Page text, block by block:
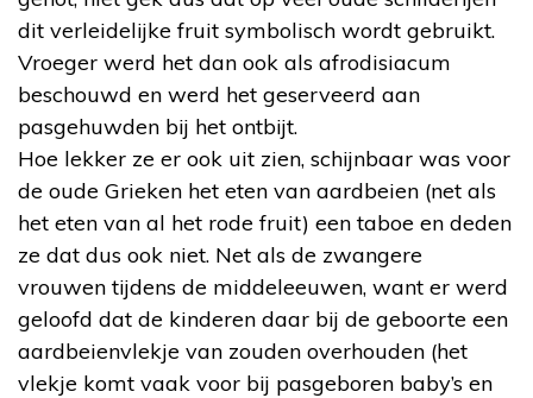
dit verleidelijke fruit symbolisch wordt gebruikt.
Vroeger werd het dan ook als afrodisiacum
beschouwd en werd het geserveerd aan
pasgehuwden bij het ontbijt.
Hoe lekker ze er ook uit zien, schijnbaar was voor
de oude Grieken het eten van aardbeien (net als
het eten van al het rode fruit) een taboe en deden
ze dat dus ook niet. Net als de zwangere
vrouwen tijdens de middeleeuwen, want er werd
geloofd dat de kinderen daar bij de geboorte een
aardbeienvlekje van zouden overhouden (het
vlekje komt vaak voor bij pasgeboren baby’s en